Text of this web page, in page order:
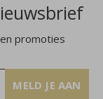
promoties
MELD JE AAN